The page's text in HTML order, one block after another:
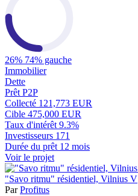
26% 74% gauche
Immobilier
Dette
Prêt P2P
Collecté 121,773 EUR
Cible 475,000 EUR
Taux d'intérêt 9.3%
Investisseurs 171
Durée du prêt 12 mois
Voir le projet
"Savo ritmu" résidentiel, Vilnius V
ParProfitus